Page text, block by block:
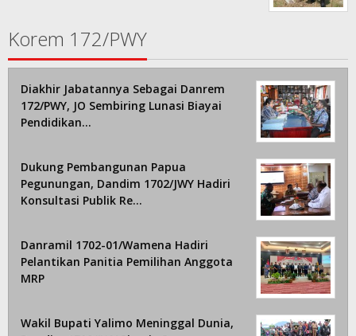
Korem 172/PWY
Diakhir Jabatannya Sebagai Danrem
172/PWY, JO Sembiring Lunasi Biayai
Pendidikan…
Dukung Pembangunan Papua
Pegunungan, Dandim 1702/JWY Hadiri
Konsultasi Publik Re…
Danramil 1702-01/Wamena Hadiri
Pelantikan Panitia Pemilihan Anggota
MRP
Wakil Bupati Yalimo Meninggal Dunia,